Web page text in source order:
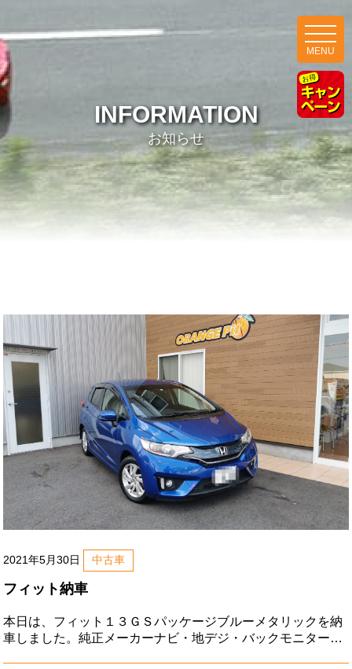
MENU
INFORMATION
お知らせ
2021年5月30日 中古車
フィット納車
本日は、フィット１３ＧＳパッケージブルーメタリックを納
車しました。純正メーカーナビ・地デジ・バックモニター・